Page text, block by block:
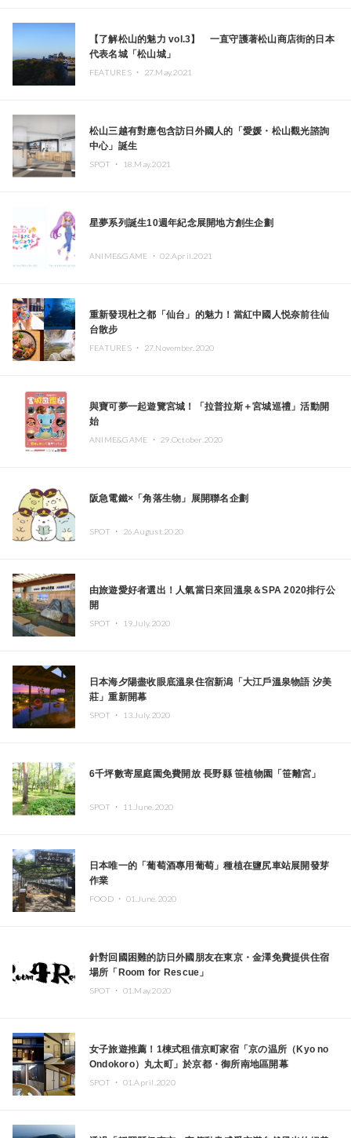
【了解松山的魅力 vol.3】 一直守護著松山商店街的日本
代表名城「松山城」
FEATURES ・ 27.May.2021
松山三越有對應包含訪日外國人的「愛媛・松山觀光諮詢
中心」誕生
SPOT ・ 18.May.2021
星夢系列誕生10週年紀念展開地方創生企劃
ANIME&GAME ・02.April.2021
重新發現杜之都「仙台」的魅力！當紅中國人悦奈前往仙
台散步
FEATURES ・ 27.November.2020
與寶可夢一起遊覽宮城！「拉普拉斯＋宮城巡禮」活動開
始
ANIME&GAME ・ 29.October.2020
阪急電鐵×「角落生物」展開聯名企劃
SPOT ・ 26.August.2020
由旅遊愛好者選出！人氣當日來回溫泉＆SPA 2020排行公
開
SPOT ・ 19.July.2020
日本海夕陽盡收眼底溫泉住宿新潟「大江戶溫泉物語 汐美
莊」重新開幕
SPOT ・ 13.July.2020
6千坪數寄屋庭園免費開放 長野縣 笹植物園「笹離宮」
SPOT ・ 11.June.2020
日本唯一的「葡萄酒專用葡萄」種植在鹽尻車站展開發芽
作業
FOOD ・ 01.June.2020
針對回國困難的訪日外國朋友在東京・金澤免費提供住宿
場所「Room for Rescue」
SPOT ・ 01.May.2020
女子旅遊推薦！1棟式租借京町家宿「京の温所（Kyo no
Ondokoro）丸太町」於京都・御所南地區開幕
SPOT ・ 01.April.2020